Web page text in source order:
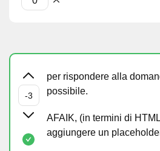
per rispondere alla
possibile.
AFAIK, (in termini di
aggiungere un